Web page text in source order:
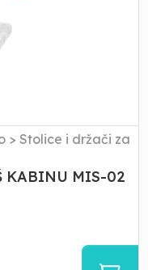
> Stolice i držači za
KABINU MIS-02